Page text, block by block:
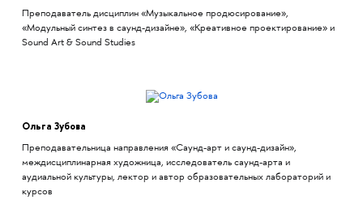
Преподаватель дисциплин «Музыкальное продюсирование»,
«Модульный синтез в саунд-дизайне», «Креативное проектирование» и
Sound Art & Sound Studies
Ольга Зубова
Преподавательница направления «Саунд-арт и саунд-дизайн»,
междисциплинарная художница, исследователь саунд-арта и
аудиальной культуры, лектор и автор образовательных лабораторий и
курсов